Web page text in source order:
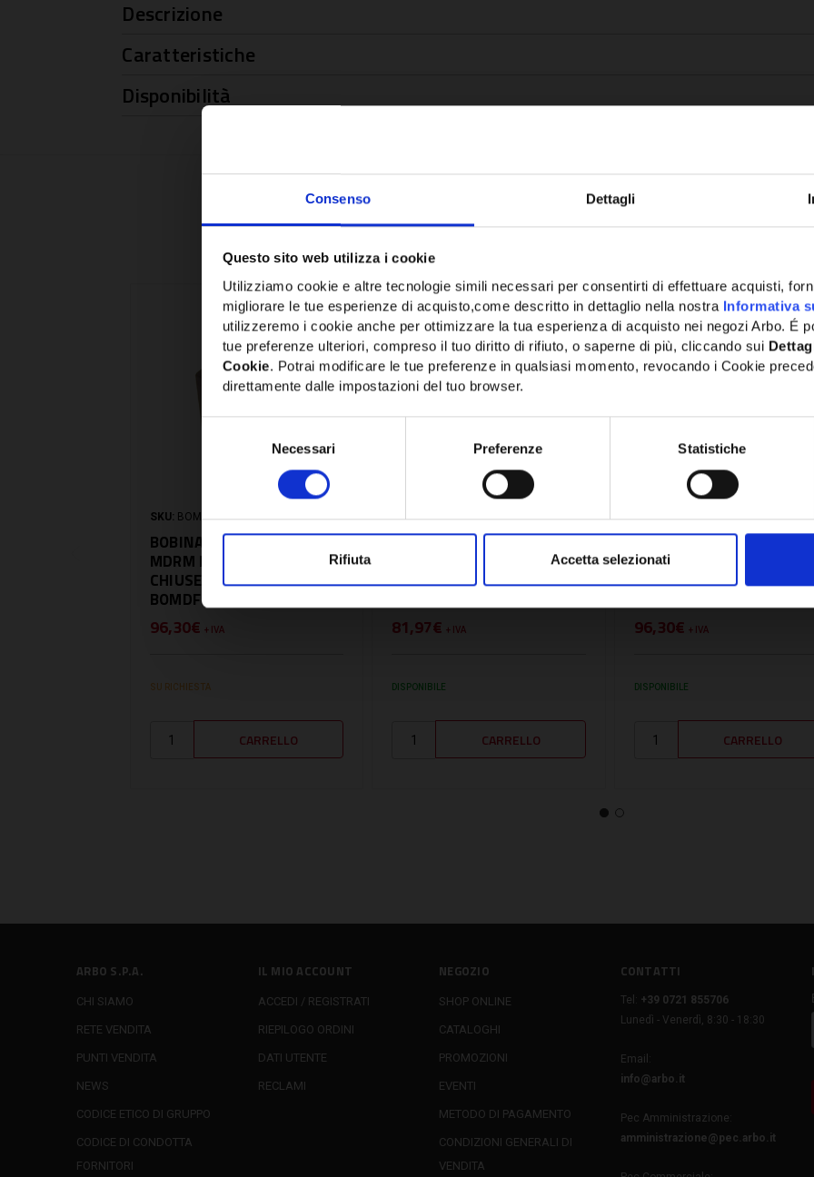
Consenso Dettagli
Questo sito web utilizza i cookie
Utilizziamo cookie e altre tecnologie simili necessari per consentirti di effettuare acquisti,
migliorare le tue esperienze di acquisto,come descritto in dettaglio nella nostra Informativa
utilizzeremo i cookie anche per ottimizzare la tua esperienza di acquisto nei negozi Arbo. É
tue preferenze ulteriori, compreso il tuo diritto di rifiuto, o saperne di più, cliccando sui
Cookie. Potrai modificare le tue preferenze in qualsiasi momento, revocando i Cookie
direttamente dalle impostazioni del tuo browser.
Necessari Preferenze Statistiche
Rifiuta Accetta selezionati
Descrizione
Caratteristiche
Disponibilità
SKU: BOMDF110
BOBINA DA 110V PER
MDRM NORMALMENTE
CHIUSE FLANGIATE (18W) -
BOMDF110
96,30€ + IVA
SU RICHIESTA
SKU:BOMDF12
BOBINA DA 12V PER MDRM
NORMALMENTE CHIUSE
FLANGIATE (18W) -
81,97€+ IVA
DISPONIBILE
SKU:BOMDF220
BOBINA DA 220V PER
MDRM NORMALMENTE
CHIUSE FLANGIATE
96,30€ + IVA
DISPONIBILE
ARBO S.P.A.
CHI SIAMO
RETE VENDITA
PUNTI VENDITA
NEWS
CODICE ETICO DI GRUPPO
CODICE DI CONDOTTA
FORNITORI
IL MIO ACCOUNT
ACCEDI / REGISTRATI
RIEPILOGO ORDINI
DATI UTENTE
RECLAMI
NEGOZIO
SHOP ONLINE
CATALOGHI
PROMOZIONI
EVENTI
METODO DI PAGAMENTO
CONDIZIONI GENERALI DI
VENDITA
CONTATTI
Tel:
+39 0721 855706
Lunedì - Venerdì, 8:30 - 18:30
Email:
info@arbo.it
Pec Amministrazione:
amministrazione@pec.arbo.it